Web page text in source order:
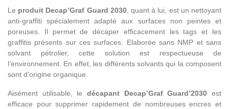
Le produit Decap’Graf Guard 2030, quant à lui, est un nettoyant
anti-graffiti spécialement adapté aux surfaces non peintes et
poreuses. Il permet de décaper efficacement les tags et les
graffitis présents sur ces surfaces. Elaborée sans NMP et sans
solvant pétrolier, cette solution est respectueuse de
l’environnement. En effet, les différents solvants qui la composent
sont d’origine organique.
Aisément utilisable, le décapant Decap’Graf Guard’2030 est
efficace pour supprimer rapidement de nombreuses encres et